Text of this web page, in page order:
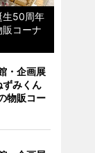
生50周年
コーナ
・企画展
ずみくん
物販コー